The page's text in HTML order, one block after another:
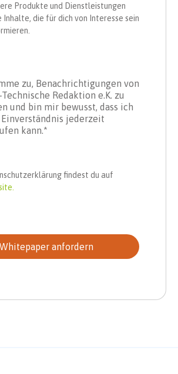
Produkte und Dienstleistungen
Inhalte, die für dich von Interesse sein
zu, Benachrichtigungen von
Technische Redaktion e.K. zu
und bin mir bewusst, dass ich
jederzeit
kann.*
findest du auf